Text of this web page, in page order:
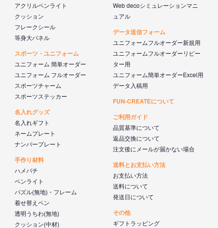
アクリルペンライト
クッション
フレークシール
等身大パネル
スポーツ・ユニフォーム
ユニフォーム 簡単オーダー
ユニフォーム フルオーダー
スポーツチャーム
スポーツステッカー
名入れグッズ
名入れギフト
ネームプレート
ナンバープレート
手作り材料
ハメパチ
ペンライト
パズル(無地)・フレーム
着せ替えペン
透明うちわ(無地)
クッション(中材)
Web decoシミュレーションマニ
ュアル
データ送信フォーム
ユニフォームフルオーダー新規用
ユニフォームフルオーダーリピー
ター用
ユニフォーム簡単オーダーExcel用
データ入稿用
FUN-CREATEについて
ご利用ガイド
品質基準について
返品交換について
注文後にメールが届かない場合
送料とお支払い方法
お支払い方法
送料について
発送日について
その他
ギフトラッピング